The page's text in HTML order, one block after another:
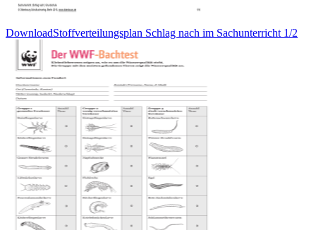
DownloadStoffverteilungsplan Schlag nach im Sachunterricht 1/2